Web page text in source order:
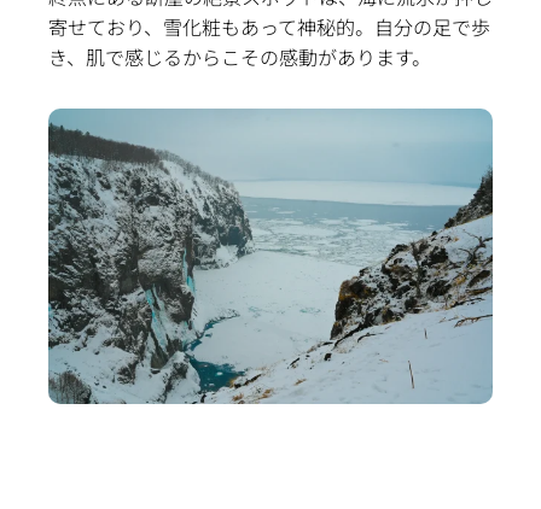
寄せており、雪化粧もあって神秘的。自分の足で歩
き、肌で感じるからこその感動があります。